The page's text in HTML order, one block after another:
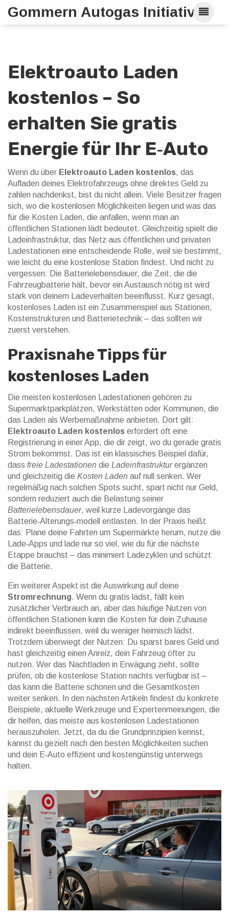
Gommern Autogas Initiative
Elektroauto Laden
kostenlos – So
erhalten Sie gratis
Energie für Ihr E‑Auto
Wenn du über Elektroauto Laden kostenlos, das
Aufladen deines Elektrofahrzeugs ohne direktes Geld zu
zahlen nachdenkst, bist du nicht allein. Viele Besitzer fragen
sich, wo die kostenlosen Möglichkeiten liegen und was das
für die Kosten Laden, die anfallen, wenn man an
öffentlichen Stationen lädt bedeutet. Gleichzeitig spielt die
Ladeinfrastruktur, das Netz aus öffentlichen und privaten
Ladestationen eine entscheidende Rolle, weil sie bestimmt,
wie leicht du eine kostenlose Station findest. Und nicht zu
vergessen: Die Batterielebensdauer, die Zeit, die die
Fahrzeugbatterie hält, bevor ein Austausch nötig ist wird
stark von deinem Ladeverhalten beeinflusst. Kurz gesagt,
kostenloses Laden ist ein Zusammenspiel aus Stationen,
Kostenstrukturen und Batterietechnik – das sollten wir
zuerst verstehen.
Praxisnahe Tipps für
kostenloses Laden
Die meisten kostenlosen Ladestationen gehören zu
Supermarktparkplätzen, Werkstätten oder Kommunen, die
das Laden als Werbemaßnahme anbieten. Dort gilt:
Elektroauto Laden kostenlos erfordert oft eine
Registrierung in einer App, die dir zeigt, wo du gerade gratis
Strom bekommst. Das ist ein klassisches Beispiel dafür,
dass freie Ladestationen die Ladeinfrastrukturergänzen
und gleichzeitig die Kosten Laden auf null senken. Wer
regelmäßig nach solchen Spots sucht, spart nicht nur Geld,
sondern reduziert auch die Belastung seiner
Batterielebensdauer, weil kurze Ladevorgänge das
Batterie‑Alterungs‑modell entlasten. In der Praxis heißt
das: Plane deine Fahrten um Supermärkte herum, nutze die
Lade‑Apps und lade nur so viel, wie du für die nächste
Etappe brauchst – das minimiert Ladezyklen und schützt
die Batterie.
Ein weiterer Aspekt ist die Auswirkung auf deine
Stromrechnung. Wenn du gratis lädst, fällt kein
zusätzlicher Verbrauch an, aber das häufige Nutzen von
öffentlichen Stationen kann die Kosten für dein Zuhause
indirekt beeinflussen, weil du weniger heimisch lädst.
Trotzdem überwiegt der Nutzen: Du sparst bares Geld und
hast gleichzeitig einen Anreiz, dein Fahrzeug öfter zu
nutzen. Wer das Nachtladen in Erwägung zieht, sollte
prüfen, ob die kostenlose Station nachts verfügbar ist –
das kann die Batterie schonen und die Gesamtkosten
weiter senken. In den nächsten Artikeln findest du konkrete
Beispiele, aktuelle Werkzeuge und Expertenmeinungen, die
dir helfen, das meiste aus kostenlosen Ladestationen
herauszuholen. Jetzt, da du die Grundprinzipien kennst,
kannst du gezielt nach den besten Möglichkeiten suchen
und dein E‑Auto effizient und kostengünstig unterwegs
halten.